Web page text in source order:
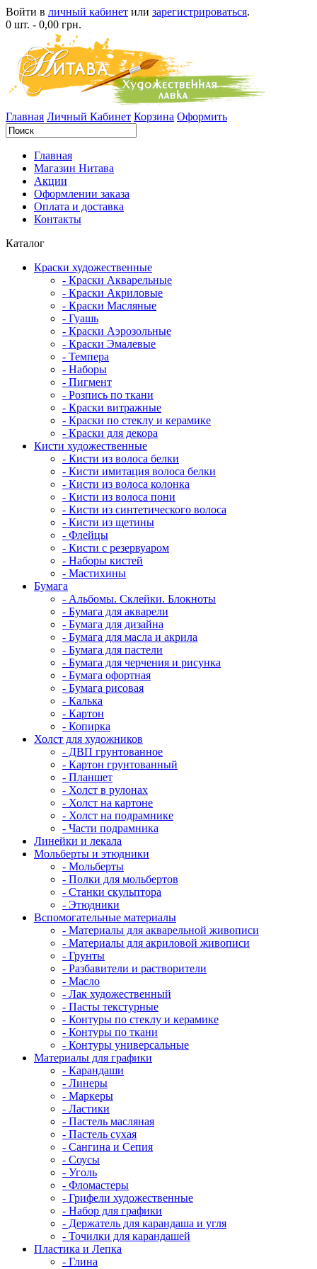
Войти в личный кабинет или зарегистрироваться.
0 шт. - 0,00 грн.
Главная Личный Кабинет Корзина Оформить
Главная
Магазин Нитава
Акции
Оформлении заказа
Оплата и доставка
Контакты
Каталог
Краски художественные
- Краски Акварельные
- Краски Акриловые
- Краски Масляные
- Гуашь
- Краски Аэрозольные
- Краски Эмалевые
- Темпера
- Наборы
- Пигмент
- Розпись по ткани
- Краски витражные
- Краски по стеклу и керамике
- Краски для декора
Кисти художественные
- Кисти из волоса белки
- Кисти имитация волоса белки
- Кисти из волоса колонка
- Кисти из волоса пони
- Кисти из синтетического волоса
- Кисти из щетины
- Флейцы
- Кисти с резервуаром
- Наборы кистей
- Мастихины
Бумага
- Альбомы. Склейки. Блокноты
- Бумага для акварели
- Бумага для дизайна
- Бумага для масла и акрила
- Бумага для пастели
- Бумага для черчения и рисунка
- Бумага офортная
- Бумага рисовая
- Калька
- Картон
- Копирка
Холст для художников
- ДВП грунтованное
- Картон грунтованный
- Планшет
- Холст в рулонах
- Холст на картоне
- Холст на подрамнике
- Части подрамника
Линейки и лекала
Мольберты и этюдники
- Мольберты
- Полки для мольбертов
- Станки скульптора
- Этюдники
Вспомогательные материалы
- Материалы для акварельной живописи
- Материалы для акриловой живописи
- Грунты
- Разбавители и растворители
- Масло
- Лак художественный
- Пасты текстурные
- Контуры по стеклу и керамике
- Контуры по ткани
- Контуры универсальные
Материалы для графики
- Карандаши
- Линеры
- Маркеры
- Ластики
- Пастель масляная
- Пастель сухая
- Сангина и Сепия
- Соусы
- Уголь
- Фломастеры
- Грифели художественные
- Набор для графики
- Держатель для карандаша и угля
- Точилки для карандашей
Пластика и Лепка
- Глина